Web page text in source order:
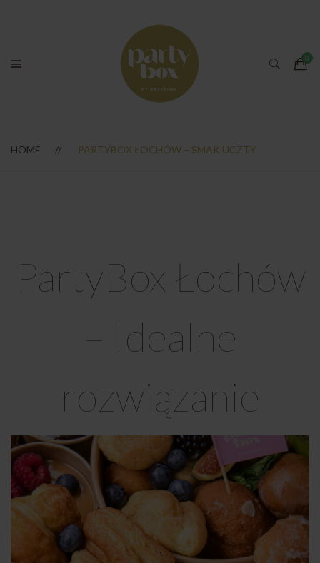
HOME PARTYBOX ŁOCHÓW – SMAK UCZTY
PartyBox Łochów
– Idealne
rozwiązanie